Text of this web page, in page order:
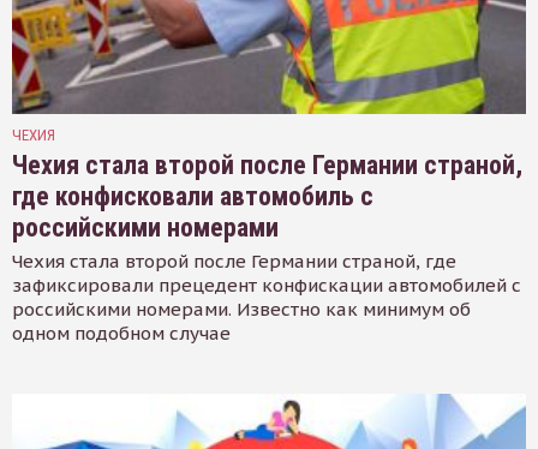
ЧЕХИЯ
Чехия стала второй после Германии страной,
где конфисковали автомобиль с
российскими номерами
Чехия стала второй после Германии страной, где
зафиксировали прецедент конфискации автомобилей с
российскими номерами. Известно как минимум об
одном подобном случае